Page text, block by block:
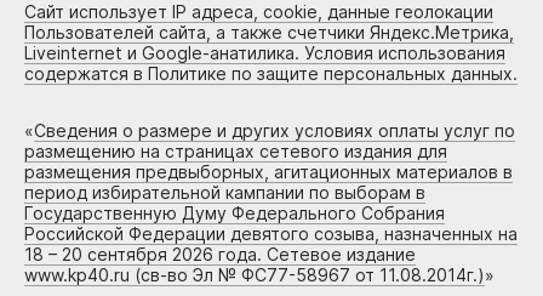
Сайт использует IP адреса, cookie, данные геолокации
Пользователей сайта, а также счетчики Яндекс.Метрика,
Liveinternet и Google-анатилика. Условия использования
содержатся в Политике по защите персональных данных.
«Сведения о размере и других условиях оплаты услуг по
размещению на страницах сетевого издания для
размещения предвыборных, агитационных материалов в
период избирательной кампании по выборам в
Государственную Думу Федерального Собрания
Российской Федерации девятого созыва, назначенных на
18 – 20 сентября 2026 года. Сетевое издание
www.kp40.ru (св-во Эл № ФС77-58967 от 11.08.2014г.)»